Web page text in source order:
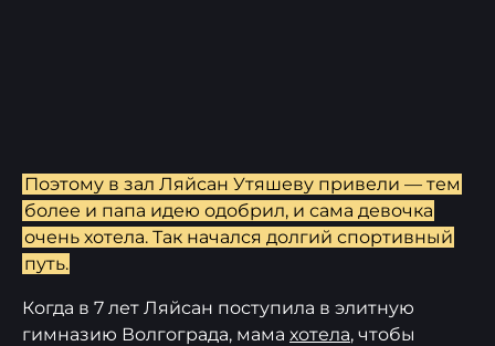
Поэтому в зал Ляйсан Утяшеву привели — тем
более и папа идею одобрил, и сама девочка
очень хотела. Так начался долгий спортивный
путь.
Когда в 7 лет Ляйсан поступила в элитную
гимназию Волгограда, мама хотела, чтобы